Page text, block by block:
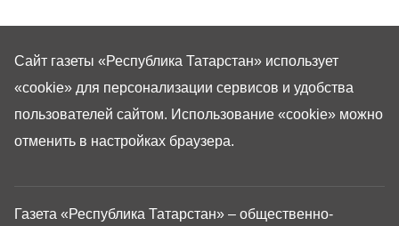
Газета «Республика Татарстан» – общественно-
Сайт газеты «Республика Татарстан» использует
«cookie» для персонализации сервисов и удобства
пользователей сайтом. Использование «cookie» можно
отменить в настройках браузера.